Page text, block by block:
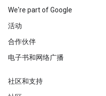
We're part of Google
活动
合作伙伴
电子书和网络广播
社区和支持